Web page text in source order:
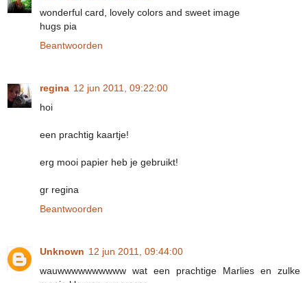
wonderful card, lovely colors and sweet image
hugs pia
Beantwoorden
regina 12 jun 2011, 09:22:00
hoi
een prachtig kaartje!
erg mooi papier heb je gebruikt!
gr regina
Beantwoorden
Unknown 12 jun 2011, 09:44:00
wauwwwwwwwwww wat een prachtige Marlies en zulke